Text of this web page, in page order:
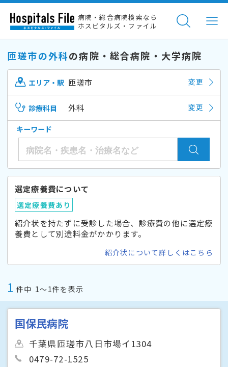
病院・総合病院検索なら
ホスピタルズ・ファイル
匝瑳市の外科の病院・総合病院・大学病院
エリア・駅 匝瑳市 変更
診療科目 外科 変更
キーワード
選定療養費について
選定療養費あり
紹介状を持たずに受診した場合、診療費の他に選定療
養費として別途料金がかかります。
紹介状について詳しくはこちら
1 件中 1〜1件を表示
国保民病院
千葉県匝瑳市八日市場イ1304
0479-72-1525